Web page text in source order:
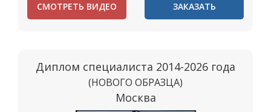
СМОТРЕТЬ ВИДЕО ЗАКАЗАТЬ
Диплом специалиста 2014-2026 года
(НОВОГО ОБРАЗЦА)
Москва